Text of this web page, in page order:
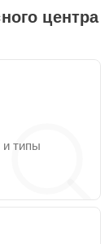
центра
и типы